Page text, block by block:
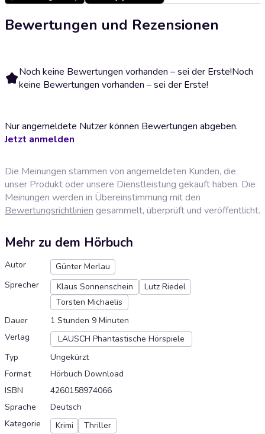
Bewertungen und Rezensionen
Noch keine Bewertungen vorhanden – sei der Erste!Noch
keine Bewertungen vorhanden – sei der Erste!
Nur angemeldete Nutzer können Bewertungen abgeben.
Jetzt anmelden
Die Meinungen stammen von angemeldeten Kunden, die
unser Produkt oder unsere Dienstleistung gekauft haben. Die
Meinungen werden in Übereinstimmung mit den
Bewertungsrichtlinien gesammelt, überprüft und veröffentlicht.
Mehr zu dem Hörbuch
Autor
Günter Merlau
Sprecher
Klaus Sonnenschein
Lutz Riedel
Torsten Michaelis
Dauer
1 Stunden 9 Minuten
Verlag
LAUSCH Phantastische Hörspiele
Typ
Ungekürzt
Format
Hörbuch Download
ISBN
4260158974066
Sprache
Deutsch
Kategorie
Krimi Thriller